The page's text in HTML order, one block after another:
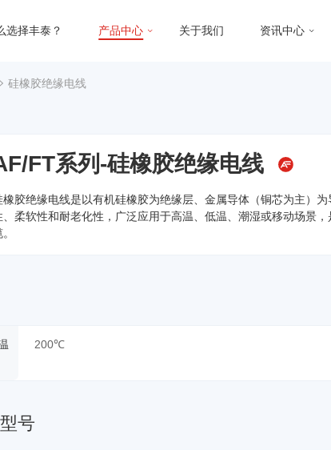
选择丰泰？ 产品中心 关于我们 资讯中心
硅橡胶绝缘电线
FT系列-硅橡胶绝缘电线
橡胶绝缘电线是以有机硅橡胶为绝缘层、金属导体（铜芯为主）
、柔软性和耐老化性，广泛应用于高温、低温、潮湿或移动场景
200℃
号